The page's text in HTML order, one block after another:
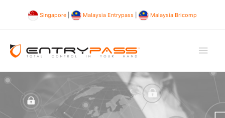
Singapore Malaysia Entrypass Malaysia Bricomp